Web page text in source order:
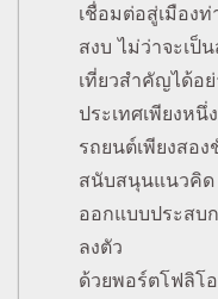
เชื่อมต่อสู่เมืองท่
สงบ ไม่ว่าจะเป็
เที่ยวสำคัญได้อ
ประเทศเพียงห
รถยนต์เพียงสอ
สนับสนุนแนวคิด
ออกแบบประสบ
ลงตัว
ด้วยพอร์ตโฟลิโ